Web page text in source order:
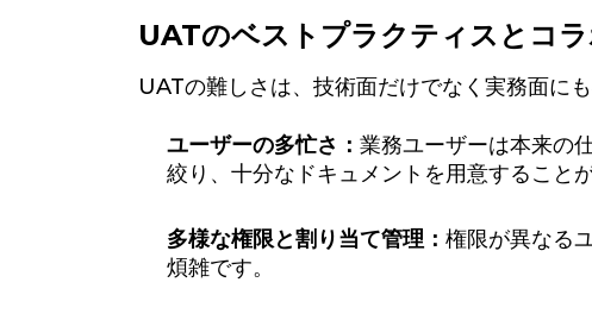
UATのベストプラクティスとコ
UATの難しさは、技術面だけでなく実務面にも
ユーザーの多忙さ：業務ユーザーは本来の
絞り、十分なドキュメントを用意することが
多様な権限と割り当て管理：権限が異なる
煩雑です。